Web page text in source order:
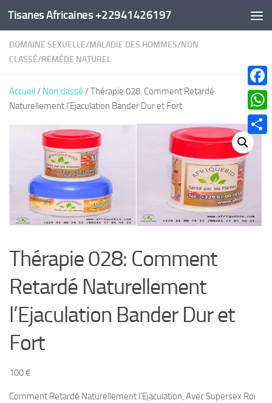
Au dessous du contenu
Tisanes Africaines +22941426197
DOMAINE SEXUELLE/MALADIE DES HOMMES/NON
CLASSÉ/REMÈDE NATUREL
Accueil/ Non classé / Thérapie 028: Comment Retardé
Naturellement l’Ejaculation Bander Dur et Fort
Thérapie 028: Comment
Retardé Naturellement
l’Ejaculation Bander Dur et
Fort
100€
Comment Retardé Naturellement l’Ejaculation, Avec Supersex Roi